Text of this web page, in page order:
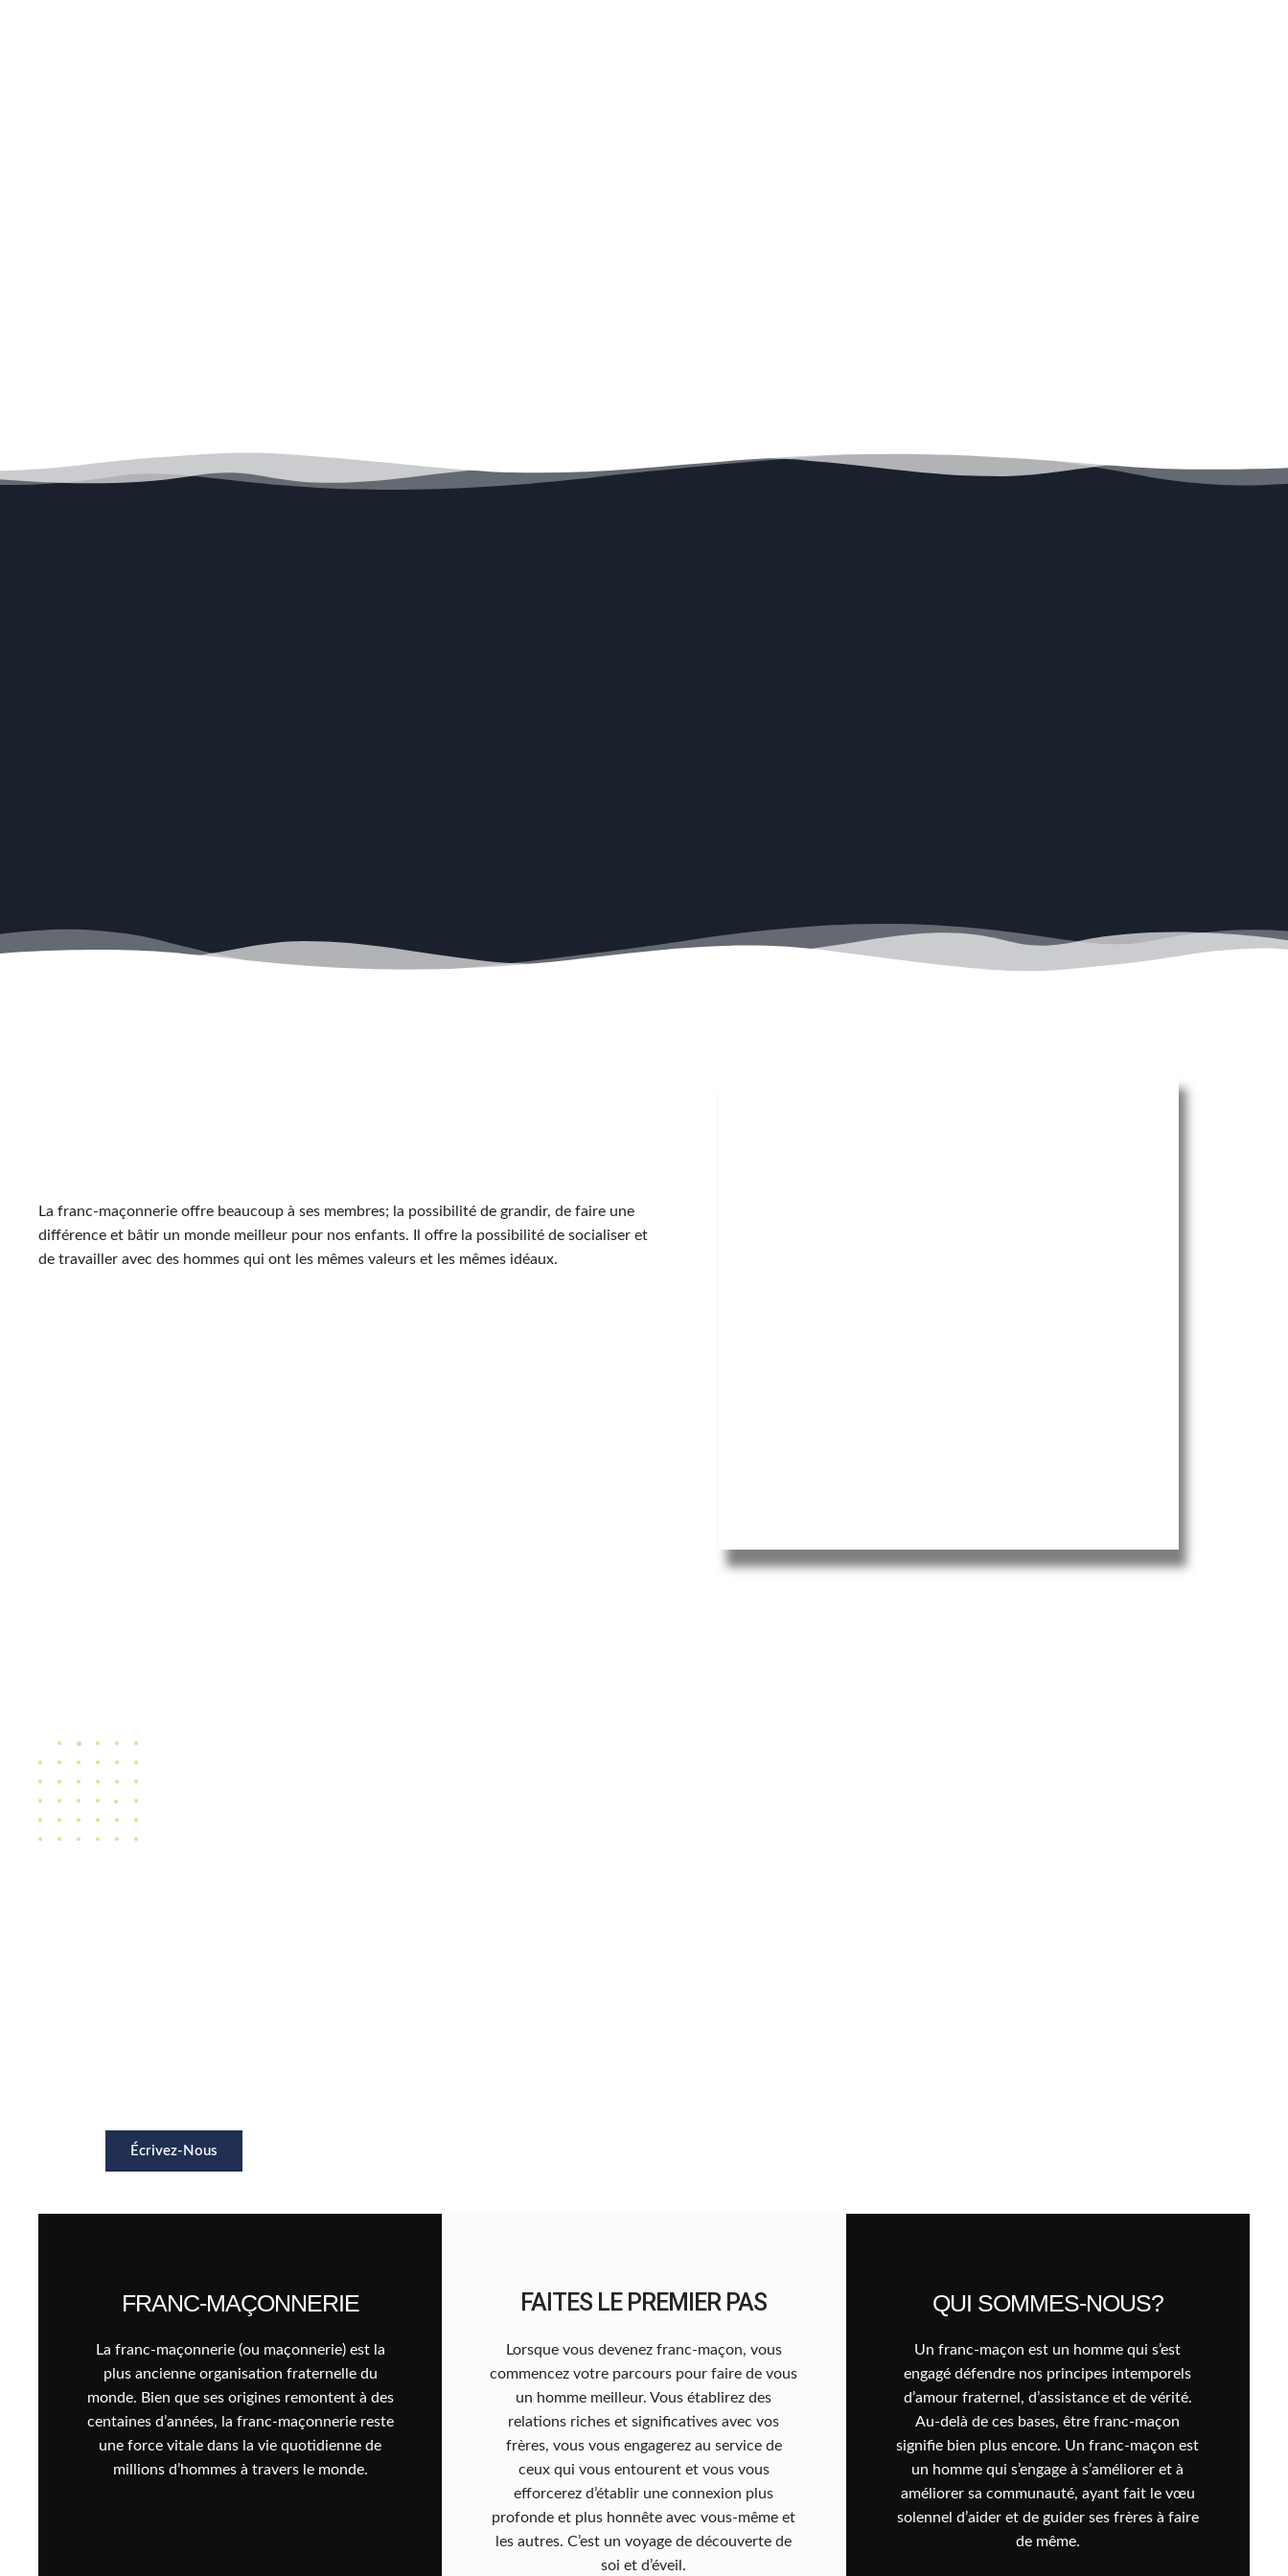
La franc-maçonnerie offre beaucoup à ses membres; la possibilité de grandir, de faire une
différence et bâtir un monde meilleur pour nos enfants. Il offre la possibilité de socialiser et
de travailler avec des hommes qui ont les mêmes valeurs et les mêmes idéaux.
Écrivez-Nous
FRANC-MAÇONNERIE
La franc-maçonnerie (ou maçonnerie) est la
plus ancienne organisation fraternelle du
monde. Bien que ses origines remontent à des
centaines d’années, la franc-maçonnerie reste
une force vitale dans la vie quotidienne de
millions d’hommes à travers le monde.
FAITES LE PREMIER PAS
Lorsque vous devenez franc-maçon, vous
commencez votre parcours pour faire de vous
un homme meilleur. Vous établirez des
relations riches et significatives avec vos
frères, vous vous engagerez au service de
ceux qui vous entourent et vous vous
efforcerez d’établir une connexion plus
profonde et plus honnête avec vous-même et
les autres. C’est un voyage de découverte de
soi et d’éveil.
QUI SOMMES-NOUS?
Un franc-maçon est un homme qui s’est
engagé défendre nos principes intemporels
d’amour fraternel, d’assistance et de vérité.
Au-delà de ces bases, être franc-maçon
signifie bien plus encore. Un franc-maçon est
un homme qui s’engage à s’améliorer et à
améliorer sa communauté, ayant fait le vœu
solennel d’aider et de guider ses frères à faire
de même.